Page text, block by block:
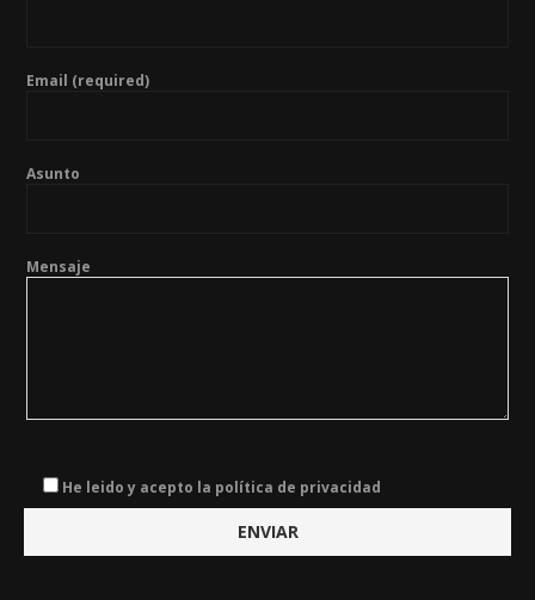
Email (required)
Asunto
Mensaje
He leido y acepto la política de privacidad